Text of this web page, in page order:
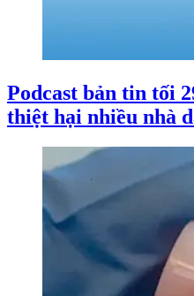
Podcast bản tin tối
thiệt hại nhiều nhà